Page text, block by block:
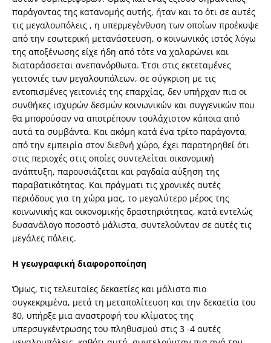
παράγοντας της κατανομής αυτής, ήταν και το ότι σε αυτές
τις μεγαλουπόλεις , η υπερμεγένθυση των οποίων προέκυψε
από την εσωτερική μετανάστευση, ο κοινωνικός ιστός λόγω
της αποξένωσης είχε ήδη από τότε να χαλαρώνει και
διαταράσσεται ανεπανόρθωτα. Έτσι στις εκτεταμένες
γειτονιές των μεγαλουπόλεων, σε σύγκριση με τις
εντοπισμένες γειτονιές της επαρχίας, δεν υπήρχαν πια οι
συνθήκες ισχυρών δεσμών κοινωνικών και συγγενικών που
θα μπορούσαν να αποτρέπουν τουλάχιστον κάποια από
αυτά τα συμβάντα. Και ακόμη κατά ένα τρίτο παράγοντα,
από την εμπειρία στον διεθνή χώρο, έχει παρατηρηθεί ότι
στις περιοχές στις οποίες συντελείται οικονομική
ανάπτυξη, παρουσιάζεται και ραγδαία αύξηση της
παραβατικότητας. Και πράγματι τις χρονικές αυτές
περιόδους για τη χώρα μας, το μεγαλύτερο μέρος της
κοινωνικής και οικονομικής δραστηριότητας, κατά εντελώς
δυσανάλογο ποσοστό μάλιστα, συντελούνταν σε αυτές τις
μεγάλες πόλεις.
Η γεωγραφική διαφοροποίηση
Όμως, τις τελευταίες δεκαετίες και μάλιστα πιο
συγκεκριμένα, μετά τη μεταπολίτευση και την δεκαετία του
΄80, υπήρξε μια αναστροφή του κλίματος της
υπερσυγκέντρωσης του πληθυσμού στις 3 -4 αυτές